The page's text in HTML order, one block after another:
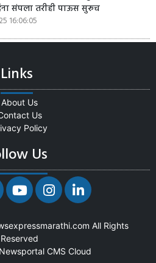
संपला तरीही पाऊस सुरूच
16:06:05
Links
About Us
Us
Policy
Us
All Rights
Reserved
Newsportal CMS Cloud